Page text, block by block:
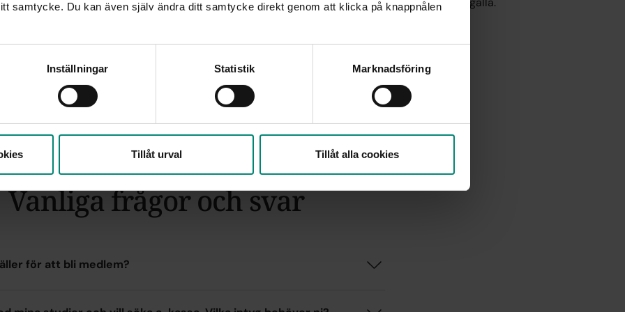
samtycke. Du kan även själv ändra ditt samtycke direkt genom att klicka på knappnålen
Inställningar Statistik Marknadsföring
Tillåt urval Tillåt alla cookies
investering för att få trygghet om du skulle stå utan jobb efter studierna.
Vanliga frågor och svar
för att bli medlem?